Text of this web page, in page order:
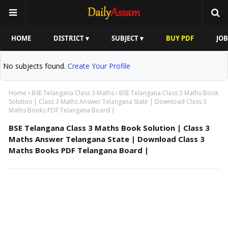
HOME DISTRICT ▾ SUBJECT ▾ BUY PDF
No subjects found. Create Your Profile
Home BSE Telangana Class 3 Maths
BSE Telangana Class 3 Maths Book
Solution | Class 3 Maths Answer Telangana State | Download Class 3
Maths Books PDF Telangana Board |
BSE Telangana Class 3 Maths Book Solution | Class 3
Maths Answer Telangana State | Download Class 3
Maths Books PDF Telangana Board |